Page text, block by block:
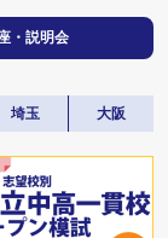
・説明会
埼玉 大阪